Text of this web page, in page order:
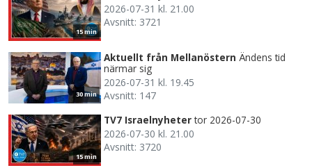
15 min
2026-07-31 kl. 21.00
Avsnitt: 3721
30 min
Aktuellt från Mellanöstern Ändens tid
närmar sig
2026-07-31 kl. 19.45
Avsnitt: 147
15 min
TV7 Israelnyheter tor 2026-07-30
2026-07-30 kl. 21.00
Avsnitt: 3720